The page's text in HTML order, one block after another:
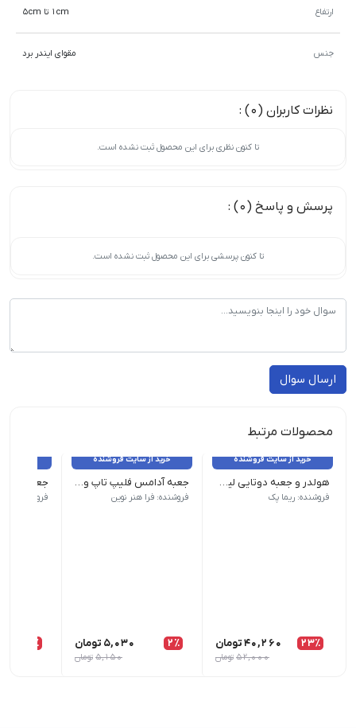
ارتفاع 1cm تا 5cm
جنس مقوای ایندر برد
نظرات کاربران (0) :
تا کنون نظری برای این محصول ثبت نشده است.
پرسش و پاسخ (0) :
تا کنون پرسشی برای این محصول ثبت نشده است.
ارسال سوال
محصولات مرتبط
خرید از سایت فروشنده
هولدر و جعبه دوتایی لیوان بسته 200 عددی - عرض ۱۰ - طول ۱۷/۵ - ارتفاع ۲۰
فروشنده: ریما پک
23٪ 40,260تومان
52,000 تومان
خرید از سایت فروشنده
جعبه آدامس فلیپ تاپ و شیکر تاپ chewing gum box
فروشنده: فرا هنر نوین
2٪ 5,030 تومان
5,150 تومان
جعبه
فروشنده: فرا
1٪